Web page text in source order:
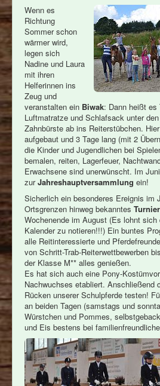
Wenn es
Richtung
Sommer schon
wärmer wird,
legen sich
Nadine und Laura
mit ihren
Helferinnen ins
Zeug und
veranstalten ein Biwak: Dann heißt es
Luftmatratze und Schlafsack unter
Zahnbürste ab ins Reiterstübchen.
aufgebaut und 3 Tage lang (mit 2
die Kinder und Jugendlichen bei
bemalen, reiten, Lagerfeuer,
Erwachsene sind unerwünscht. Im
zurJahreshauptversammlung ein!
Sicherlich ein besonderes Ereignis im
Ortsgrenzen hinweg bekanntes Turnier
Wochenende im August (Es lohnt sich
Kalender zu notieren!!!) Ein buntes
alle Reitinteressierte und
von Schritt-Trab-Reiterwettbewerben
der Klasse M** alles genießen.
Es hat sich auch eine Pony-
Nachwuchses etabliert. Anschließend
Rücken unserer Schulpferde testen!
an beiden Tagen (samstags und
Würstchen und Pommes,
und Eis bestens bei